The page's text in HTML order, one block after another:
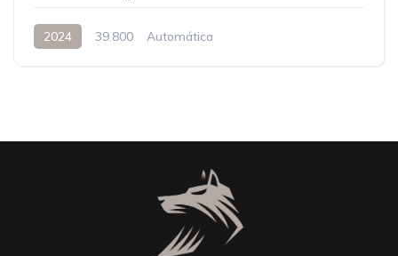
2024 39.800 Automática